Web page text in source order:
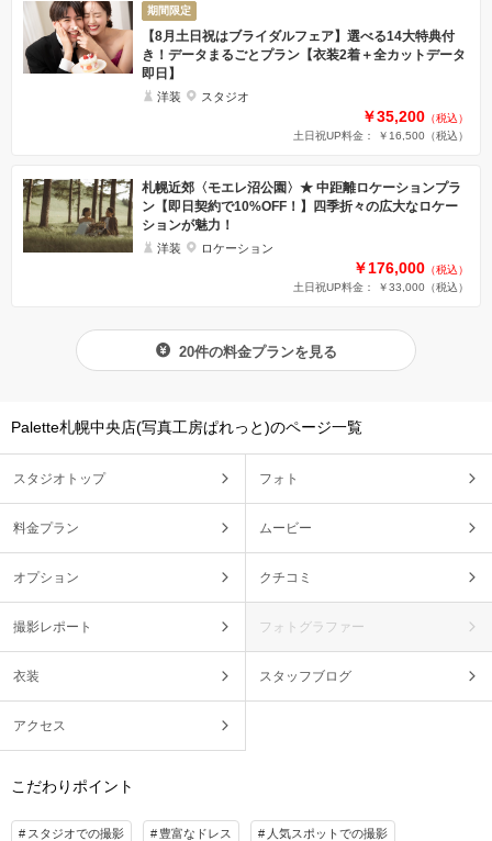
期間限定
【8月土日祝はブライダルフェア】選べる14大特典付
き！データまるごとプラン【衣装2着＋全カットデータ
即日】
洋装 スタジオ
￥35,200 （税込）
土日祝UP料金： ￥16,500 （税込）
札幌近郊〈モエレ沼公園〉★ 中距離ロケーションプラ
ン【即日契約で10%OFF！】四季折々の広大なロケー
ションが魅力！
洋装 ロケーション
￥176,000 （税込）
土日祝UP料金： ￥33,000 （税込）
20件の料金プランを見る
Palette札幌中央店(写真工房ぱれっと)のページ一覧
スタジオトップ フォト
料金プラン ムービー
オプション クチコミ
撮影レポート フォトグラファー
衣装 スタッフブログ
アクセス
こだわりポイント
スタジオでの撮影 豊富なドレス 人気スポットでの撮影